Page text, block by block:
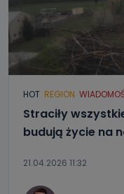
HOT REGION
Straciły
budują życie na
21.04.2026 11:32